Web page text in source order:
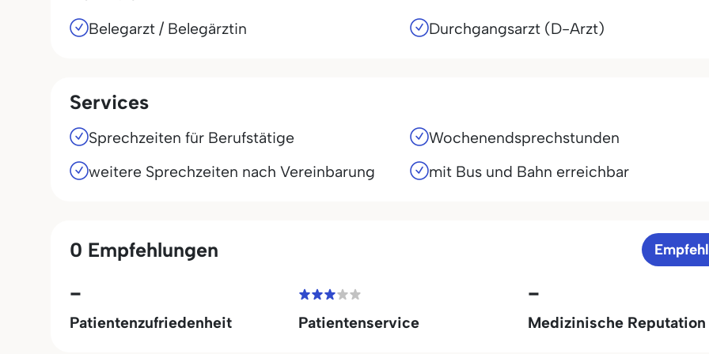
Belegarzt / Belegärztin Durchgangsarzt (D-Arzt)
Services
Sprechzeiten für Berufstätige
Wochenendsprechstunden
weitere Sprechzeiten nach Vereinbarung
mit Bus und Bahn erreichbar
0 Empfehlungen
-
Patientenzufriedenheit Patientenservice
-
Medizinische Reputation